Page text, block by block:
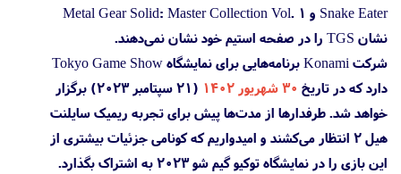
Snake Eater و Metal Gear Solid: Master Collection Vol. 1
نشان TGS را در صفحه استیم خود نشان نمی‌دهند.
شرکت Konami برنامه‌هایی برای نمایشگاه Tokyo Game Show
دارد که در تاریخ ۳۰ شهریور ۱۴۰۲
(۲۱ سپتامبر ۲۰۲۳) برگزار
خواهد شد. طرفدارها از مدت‌ها پیش برای تجربه ریمیک سایلنت
هیل ۲ انتظار می‌کشند و امیدواریم که کونامی جزئیات بیشتری از
این بازی را در نمایشگاه توکیو گیم شو ۲۰۲۳ به اشتراک بگذارد.